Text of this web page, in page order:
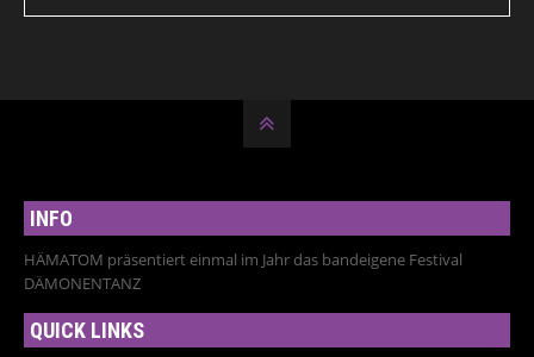
INFO
HÄMATOM präsentiert einmal im Jahr das bandeigene Festival
DÄMONENTANZ
QUICK LINKS